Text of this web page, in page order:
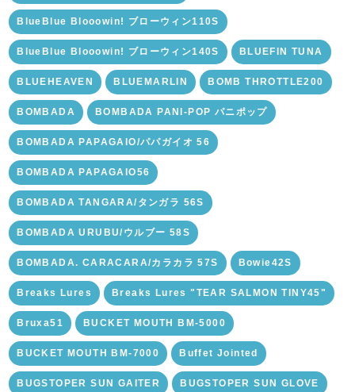
BlueBlue Blooowin! ブローウィン110S
BlueBlue Blooowin! ブローウィン140S BLUEFIN TUNA
BLUEHEAVEN BLUEMARLIN BOMB THROTTLE200
BOMBADA BOMBADA PANI-POP パニポップ
BOMBADA PAPAGAIO/パパガイオ 56
BOMBADA PAPAGAIO56
BOMBADA TANGARA/タンガラ 56S
BOMBADA URUBU/ウルブー 58S
BOMBADA. CARACARA/カラカラ 57S Bowie42S
Breaks Lures Breaks Lures "TEAR SALMON TINY45"
Bruxa51 BUCKET MOUTH BM-5000
BUCKET MOUTH BM-7000 Buffet Jointed
BUGSTOPER SUN GAITER BUGSTOPER SUN GLOVE